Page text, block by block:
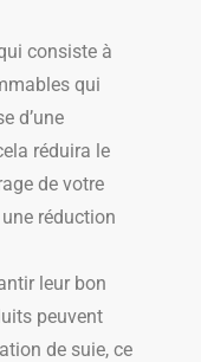
consiste à
qui
d’une
réduira le
de votre
réduction
leur bon
peuvent
de suie, ce